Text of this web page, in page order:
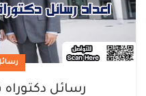
رسائل دكتوراه